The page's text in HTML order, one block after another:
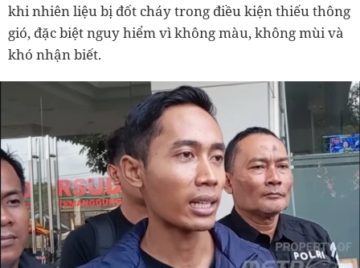
khi nhiên liệu bị đốt cháy trong điều kiện thiếu thông
gió, đặc biệt nguy hiểm vì không màu, không mùi và
khó nhận biết.